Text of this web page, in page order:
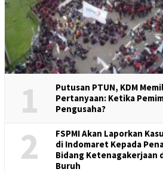
1
Putusan PTUN, KDM
Pertanyaan: Ketika
Pengusaha?
2
FSPMI Akan Laporkan
di Indomaret Kepada
Bidang Ketenagakerjaan
Buruh